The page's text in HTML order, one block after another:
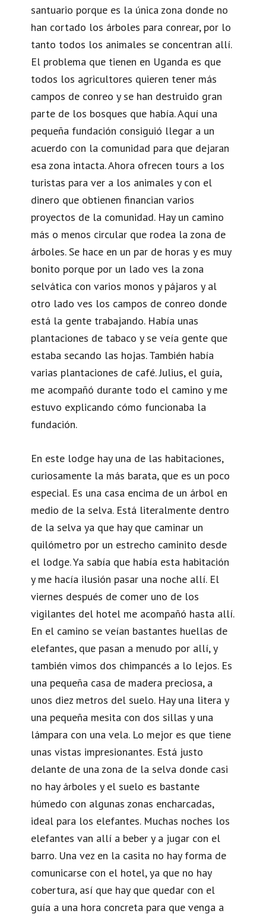
santuario porque es la única zona donde no
han cortado los árboles para conrear, por lo
tanto todos los animales se concentran allí.
El problema que tienen en Uganda es que
todos los agricultores quieren tener más
campos de conreo y se han destruido gran
parte de los bosques que había. Aquí una
pequeña fundación consiguió llegar a un
acuerdo con la comunidad para que dejaran
esa zona intacta. Ahora ofrecen tours a los
turistas para ver a los animales y con el
dinero que obtienen financian varios
proyectos de la comunidad. Hay un camino
más o menos circular que rodea la zona de
árboles. Se hace en un par de horas y es muy
bonito porque por un lado ves la zona
selvática con varios monos y pájaros y al
otro lado ves los campos de conreo donde
está la gente trabajando. Había unas
plantaciones de tabaco y se veía gente que
estaba secando las hojas. También había
varias plantaciones de café. Julius, el guía,
me acompañó durante todo el camino y me
estuvo explicando cómo funcionaba la
fundación.
En este lodge hay una de las habitaciones,
curiosamente la más barata, que es un poco
especial. Es una casa encima de un árbol en
medio de la selva. Está literalmente dentro
de la selva ya que hay que caminar un
quilómetro por un estrecho caminito desde
el lodge. Ya sabía que había esta habitación
y me hacía ilusión pasar una noche allí. El
viernes después de comer uno de los
vigilantes del hotel me acompañó hasta allí.
En el camino se veían bastantes huellas de
elefantes, que pasan a menudo por allí, y
también vimos dos chimpancés a lo lejos. Es
una pequeña casa de madera preciosa, a
unos diez metros del suelo. Hay una litera y
una pequeña mesita con dos sillas y una
lámpara con una vela. Lo mejor es que tiene
unas vistas impresionantes. Está justo
delante de una zona de la selva donde casi
no hay árboles y el suelo es bastante
húmedo con algunas zonas encharcadas,
ideal para los elefantes. Muchas noches los
elefantes van allí a beber y a jugar con el
barro. Una vez en la casita no hay forma de
comunicarse con el hotel, ya que no hay
cobertura, así que hay que quedar con el
guía a una hora concreta para que venga a